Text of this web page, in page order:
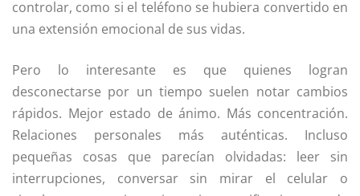
controlar, como si el teléfono se hubiera convertido en
una extensión emocional de sus vidas.
Pero lo interesante es que quienes logran
desconectarse por un tiempo suelen notar cambios
rápidos. Mejor estado de ánimo. Más concentración.
Relaciones personales más auténticas. Incluso
pequeñas cosas que parecían olvidadas: leer sin
interrupciones, conversar sin mirar el celular o